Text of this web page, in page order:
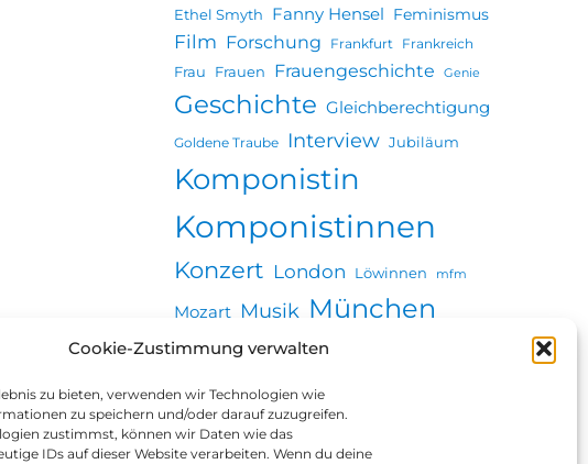
Cookie-Zustimmung verwalten
zu bieten, verwenden wir Technologien wie
zu speichern und/oder darauf zuzugreifen.
zustimmst, können wir Daten wie das
IDs auf dieser Website verarbeiten. Wenn du deine
Ethel Smyth Fanny Hensel Feminismus
Film Forschung Frankfurt Frankreich
Frau Frauen Frauengeschichte Genie
Geschichte Gleichberechtigung
Goldene Traube Interview Jubiläum
Komponistin
Komponistinnen
Konzert London Löwinnen mfm
Mozart Musik München
Paris Pianistin Podcast
Stadtgeschichte
Vortrag Wien Zeitung